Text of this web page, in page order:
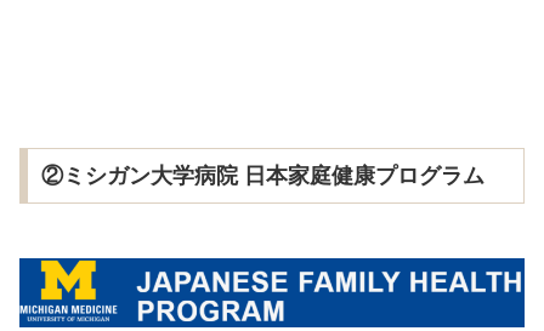
②ミシガン大学病院 日本家庭健康プログラム